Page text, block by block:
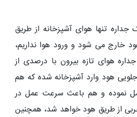
تنها هوای آشپزخانه از طریق
خارج می شود و ورود هوا نداریم،
هوای تازه بیرون با درصدی از
هود وارد آشپزخانه شده که هم
نموده و هم باعث سرعت عمل در
از طریق هود خواهد شد، همچنین